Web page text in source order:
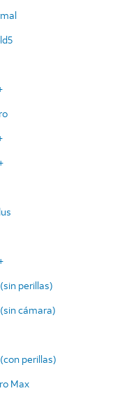
perillas)
cámara)
perillas)
Max